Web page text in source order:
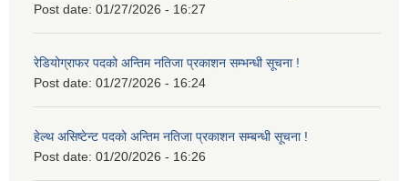
Post date: 01/27/2026 - 16:27
रेडियोग्राफर पदको अन्तिम नतिजा प्रकाशन सम्भन्धी सूचना !
Post date: 01/27/2026 - 16:24
हेल्थ असिष्टेन्ट पदको अन्तिम नतिजा प्रकाशन सम्बन्धी सूचना !
Post date: 01/20/2026 - 16:26